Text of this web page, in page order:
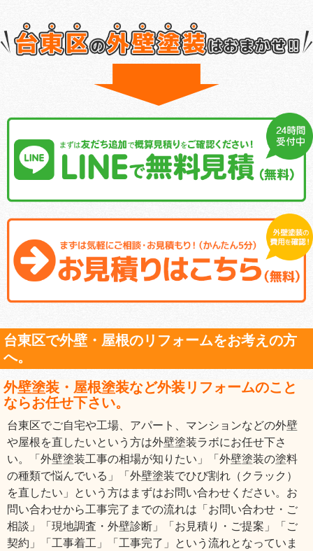
台東区で外壁・屋根のリフォームをお考えの方
へ。
外壁塗装・屋根塗装など外装リフォームのこと
ならお任せ下さい。
台東区でご自宅や工場、アパート、マンションなどの外壁
や屋根を直したいという方は外壁塗装ラボにお任せ下さ
い。「外壁塗装工事の相場が知りたい」「外壁塗装の塗料
の種類で悩んでいる」「外壁塗装でひび割れ（クラック）
を直したい」という方はまずはお問い合わせください。お
問い合わせから工事完了までの流れは「お問い合わせ・ご
相談」「現地調査・外壁診断」「お見積り・ご提案」「ご
契約」「工事着工」「工事完了」という流れとなっていま